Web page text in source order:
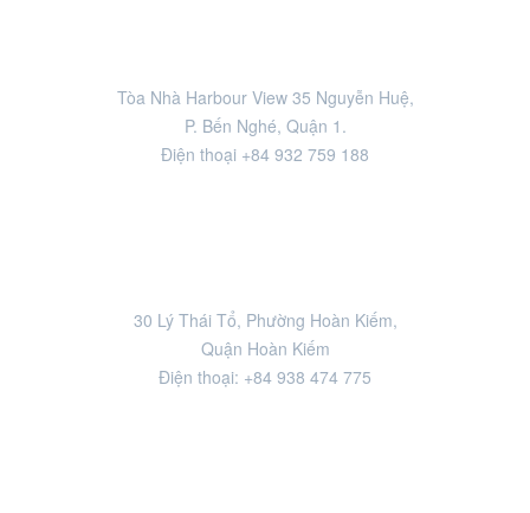
Tòa Nhà Harbour View 35 Nguyễn Huệ,
P. Bến Nghé, Quận 1.
Điện thoại +84 932 759 188
30 Lý Thái Tổ, Phường Hoàn Kiếm,
Quận Hoàn Kiếm
Điện thoại: +84 938 474 775